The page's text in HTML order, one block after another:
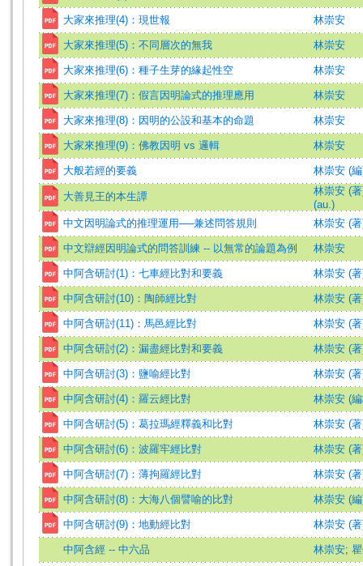
大家來推理(4)：現世報 林崇安
大家來推理(5)：不同層次的無我 林崇安
大家來推理(6)：種子生芽的緣起性空 林崇安
大家來推理(7)：假言因明論式的推理應用 林崇安
大家來推理(8)：因明的公設和基本的命題 林崇安
大家來推理(9)：佛教因明 vs 邏輯 林崇安
大般若經的要義 林崇安 (
大善見王的本生譚
林崇安 (
(au.)
中文因明論式的推理運用──兼述問答規則
林崇安 (
中文辯經因明論式的問答訓練 -- 以無常的論題為例 林崇安
中阿含研討(1)：七車經比對和要義 林崇安 (
中阿含研討(10)：陶師經比對 林崇安 (
中阿含研討(11)：馬邑經比對 林崇安 (
中阿含研討(2)：漏盡經比對和要義 林崇安 (
中阿含研討(3)：鹽喻經比對 林崇安 (
中阿含研討(4)：羅云經比對 林崇安 (
中阿含研討(5)：葛拉瑪經釋義和比對 林崇安 (
中阿含研討(6)：波羅牢經比對 林崇安 (
中阿含研討(7)：薄拘羅經比對 林崇安 (
中阿含研討(8)：大海八個譬喻的比對 林崇安 (
中阿含研討(9)：地動經比對 林崇安 (
中阿含經 -- 中六品 林崇安;